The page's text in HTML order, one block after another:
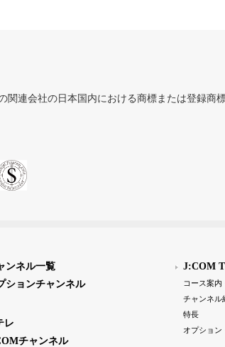
連会社の日本国内における商標または登録商標
ンネル一覧
ションチャンネル
レ
チャンネル
J:COM
コース案内
チャンネル
特長
オプション